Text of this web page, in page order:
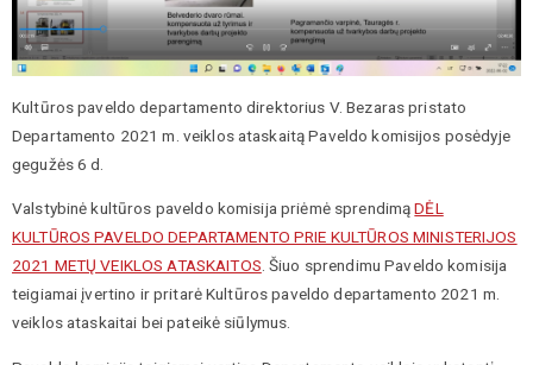
Kultūros paveldo departamento direktorius V. Bezaras pristato
Departamento 2021 m. veiklos ataskaitą Paveldo komisijos posėdyje
gegužės 6 d.
Valstybinė kultūros paveldo komisija priėmė sprendimąDĖL
KULTŪROS PAVELDO DEPARTAMENTO PRIE KULTŪROS MINISTERIJOS
2021 METŲ VEIKLOS ATASKAITOS. Šiuo sprendimu Paveldo komisija
teigiamai įvertino ir pritarė Kultūros paveldo departamento 2021 m.
veiklos ataskaitai bei pateikė siūlymus.